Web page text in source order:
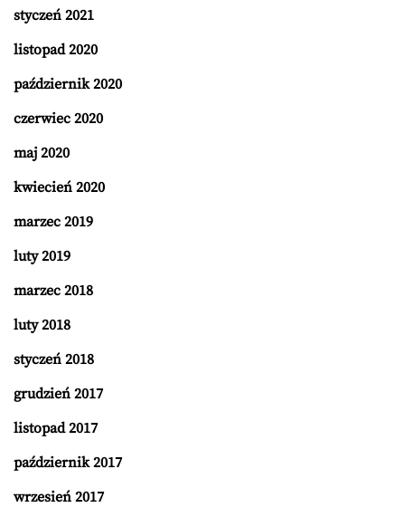
styczeń 2021
listopad 2020
październik 2020
czerwiec 2020
maj 2020
kwiecień 2020
marzec 2019
luty 2019
marzec 2018
luty 2018
styczeń 2018
grudzień 2017
listopad 2017
październik 2017
wrzesień 2017